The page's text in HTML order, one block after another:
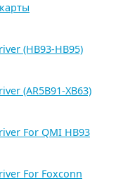
(HB93-HB95)
(AR5B91-XB63)
For QMI HB93
For Foxconn